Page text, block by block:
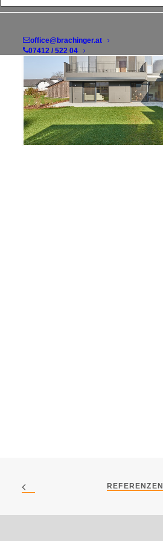
office@brachinger.at
07412 / 522 04
REFERENZEN